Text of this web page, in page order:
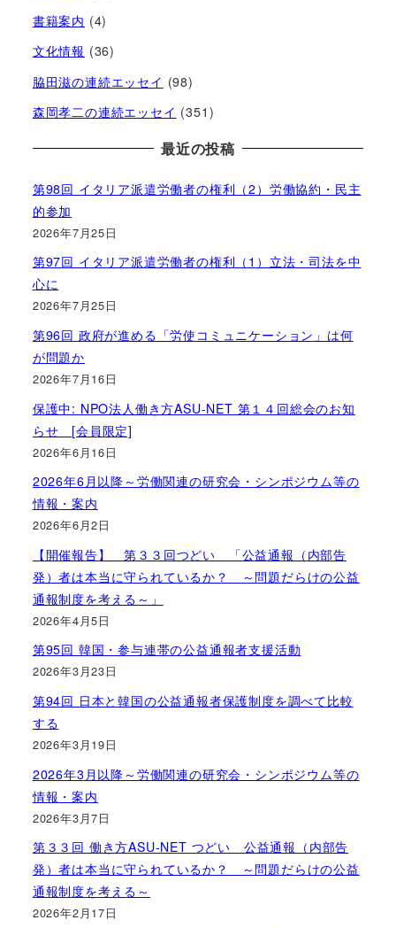
書籍案内 (4)
文化情報 (36)
脇田滋の連続エッセイ (98)
森岡孝二の連続エッセイ (351)
最近の投稿
第98回 イタリア派遣労働者の権利（2）労働協約・民主
的参加
2026年7月25日
第97回 イタリア派遣労働者の権利（1）立法・司法を中
心に
2026年7月25日
第96回 政府が進める「労使コミュニケーション」は何
が問題か
2026年7月16日
保護中: NPO法人働き方ASU-NET 第１４回総会のお知
らせ [会員限定]
2026年6月16日
2026年6月以降～労働関連の研究会・シンポジウム等の
情報・案内
2026年6月2日
【開催報告】 第３３回つどい 「公益通報（内部告
発）者は本当に守られているか？ ～問題だらけの公益
通報制度を考える～」
2026年4月5日
第95回 韓国・参与連帯の公益通報者支援活動
2026年3月23日
第94回 日本と韓国の公益通報者保護制度を調べて比較
する
2026年3月19日
2026年3月以降～労働関連の研究会・シンポジウム等の
情報・案内
2026年3月7日
第３３回 働き方ASU-NET つどい 公益通報（内部告
発）者は本当に守られているか？ ～問題だらけの公益
通報制度を考える～
2026年2月17日